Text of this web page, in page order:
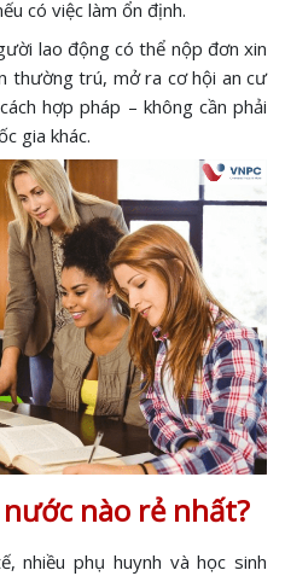
có việc làm ổn định.
lao động có thể nộp đơn xin
thường trú, mở ra cơ hội an cư
hợp pháp – không cần phải
gia khác.
nào rẻ nhất?
nhiều phụ huynh và học sinh